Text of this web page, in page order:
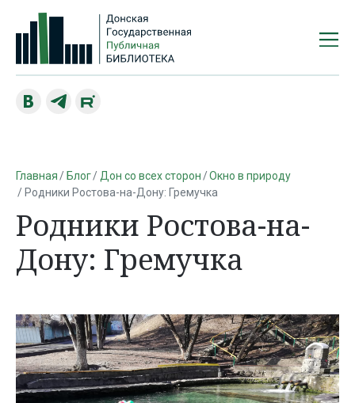
Главная Блог Дон со всех сторон
Окно в природу
Родники Ростова-на-Дону: Гремучка
Родники Ростова-на-
Дону: Гремучка